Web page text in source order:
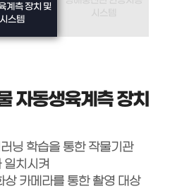
계측 장치 및
시스템
자동생육계측 장치
닝 학습을 통한 작물기관
치시켜
카메라를 통한 촬영 대상